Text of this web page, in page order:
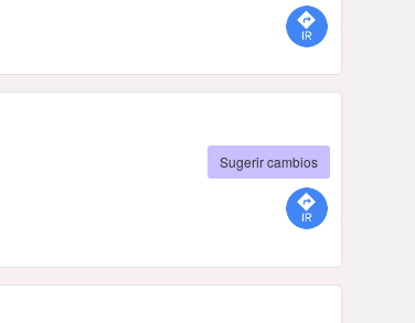
Sugerir cambios